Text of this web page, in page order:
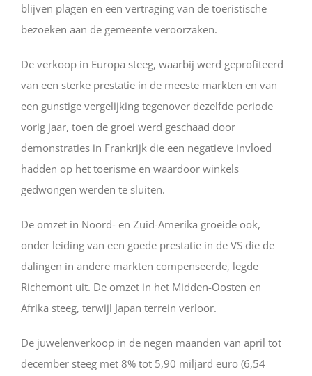
blijven plagen en een vertraging van de toeristische
bezoeken aan de gemeente veroorzaken.
De verkoop in Europa steeg, waarbij werd geprofiteerd
van een sterke prestatie in de meeste markten en van
een gunstige vergelijking tegenover dezelfde periode
vorig jaar, toen de groei werd geschaad door
demonstraties in Frankrijk die een negatieve invloed
hadden op het toerisme en waardoor winkels
gedwongen werden te sluiten.
De omzet in Noord- en Zuid-Amerika groeide ook,
onder leiding van een goede prestatie in de VS die de
dalingen in andere markten compenseerde, legde
Richemont uit. De omzet in het Midden-Oosten en
Afrika steeg, terwijl Japan terrein verloor.
De juwelenverkoop in de negen maanden van april tot
december steeg met 8% tot 5,90 miljard euro (6,54